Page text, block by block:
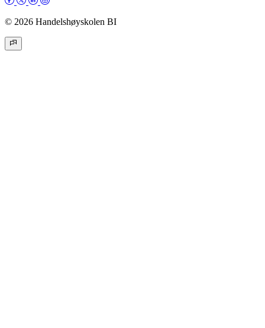
© 2026 Handelshøyskolen BI